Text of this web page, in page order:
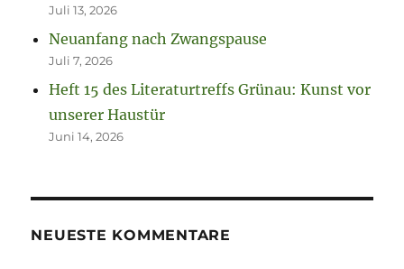
Juli 13, 2026
Neuanfang nach Zwangspause
Juli 7, 2026
Heft 15 des Literaturtreffs Grünau: Kunst vor
unserer Haustür
Juni 14, 2026
NEUESTE KOMMENTARE